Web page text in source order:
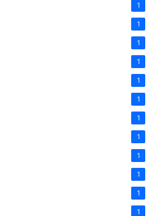
1
1
1
1
1
1
1
1
1
1
1
1